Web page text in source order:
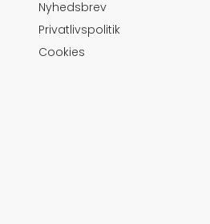
Nyhedsbrev
Privatlivspolitik
Cookies